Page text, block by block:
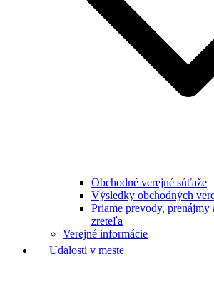
Obchodné verejné súťaže
Výsledky obchodných
Priame prevody, prenájmy
zreteľa
Verejné informácie
Udalosti v meste